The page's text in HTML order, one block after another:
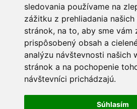
sledovania používame na
zážitku z prehliadania
stránok, na to, aby sme vám
prispôsobený obsah a
analýzu návštevnosti našich
stránok a na pochopenie
návštevníci prichádzajú.
Súhlasím